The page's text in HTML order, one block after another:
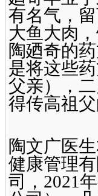
有名气，
大鱼大肉
陶廼奇的
是将这些
父亲），
得传高祖父
陶文广医
健康管理
司，2021